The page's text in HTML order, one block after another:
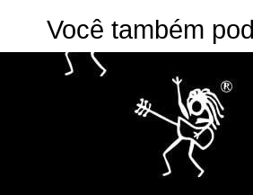
Você também